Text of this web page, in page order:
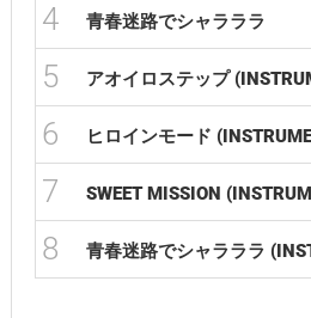
4 青春迷路でシャラララ
5 アオイロステップ
6 ヒロインモード
7 SWEET MISSION
8 青春迷路でシャラララ